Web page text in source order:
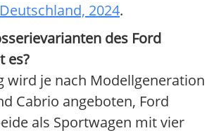
2024.
des Ford
es?
wird je nach Modellgeneration
Cabrio angeboten, Ford
als Sportwagen mit vier